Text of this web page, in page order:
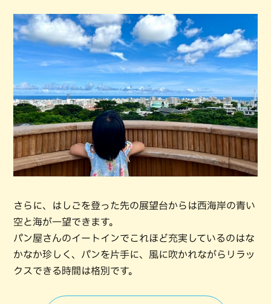
さらに、はしごを登った先の展望台からは西海岸の青い
空と海が一望できます。
パン屋さんのイートインでこれほど充実しているのはな
かなか珍しく、パンを片手に、風に吹かれながらリラッ
クスできる時間は格別です。